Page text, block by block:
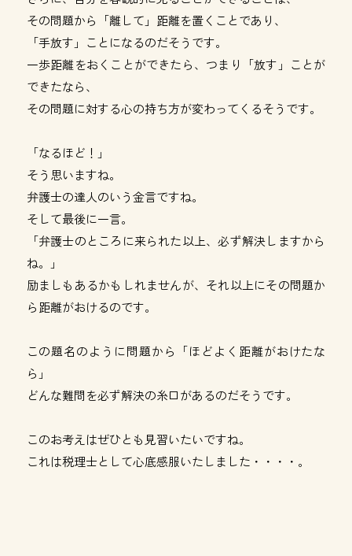
その問題から「離して」距離を置くことであり、
「手放す」ことになるのだそうです。
一歩距離をおくことができたら、つまり「放す」ことが
できたなら、
その問題に対する心の持ち方が変わってくるそうです。
「なるほど！」
そう思いますね。
弁護士の達人のいう金言ですね。
そして最後に一言。
「弁護士のところに来られた以上、必ず解決しますから
ね。」
励ましもあるかもしれませんが、それ以上にその問題か
ら距離がおけるのです。
この題名のように問題から「ほどよく距離がおけたな
ら」
どんな難問を必ず解決の糸口があるのだそうです。
このお考えはぜひとも見習いたいですね。
これは税理士として心底感服いたしました・・・・。